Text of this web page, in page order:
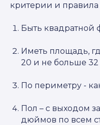
критерии и
Быть квадратной
Иметь площадь,
20 и не больше 32
По периметру -
Пол – с выходом
дюймов по всем